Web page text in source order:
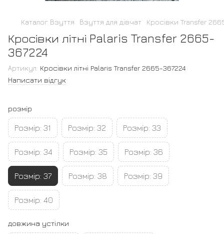
Каталог Взуття Взуття для дівчат Кросівки Transfer
Кросівки літні Palaris Transfer 2665-
367224
Артикул: Кросівки літні Palaris Transfer 2665-367224
Написати відгук
розмір
Розмір: 31 Розмір: 32 Розмір: 33
Розмір: 34 Розмір: 35 Розмір: 36
Розмір: 37 Розмір: 38 Розмір: 39
Розмір: 40
довжина устілки